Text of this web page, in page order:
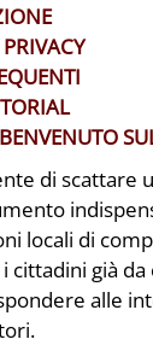
di scattare
locali di
cittadini già
alle